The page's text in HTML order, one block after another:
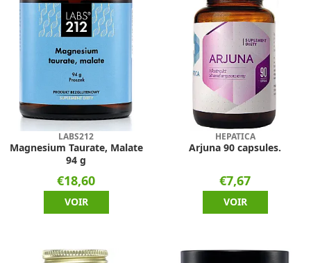
LABS212
Magnesium Taurate, Malate
94 g
€18,60
VOIR
HEPATICA
Arjuna 90 capsules.
€7,67
VOIR